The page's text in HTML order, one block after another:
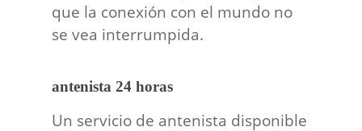
que la conexión con el mundo no
se vea interrumpida.
antenista 24 horas
Un servicio de antenista disponible